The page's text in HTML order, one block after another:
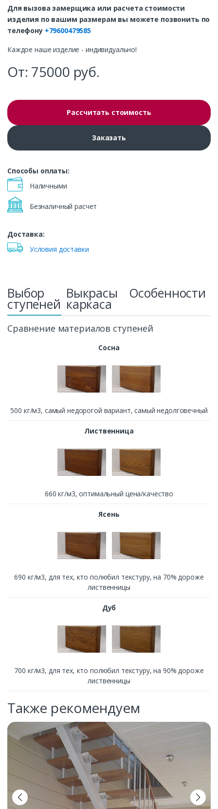
Для вызова замерщика или расчета стоимости
изделия по вашим размерам вы можете позвонить по
телефону +79600479585
Каждое наше изделие - индивидуально!
От: 75000 руб.
Рассчитать стоимость
Заказать
Способы оплаты:
Наличными
Безналичный расчет
Доставка:
Условия доставки
Выбор
ступеней
Выкрасы
каркаса
Особенности
Сравнение материалов ступеней
Сосна
500 кг/м3, cамый недорогой вариант, самый недолговечный
Лиственница
660 кг/м3, оптимальный цена/качество
Ясень
690 кг/м3, для тех, кто полюбил текстуру, на 70% дороже
лиственницы
Дуб
700 кг/м3, для тех, кто полюбил текстуру, на 90% дороже
лиственницы
Также рекомендуем